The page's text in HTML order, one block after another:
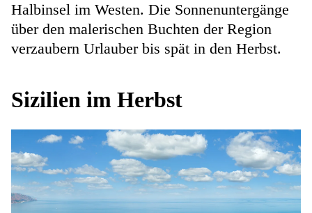
Halbinsel im Westen. Die Sonnenuntergänge
über den malerischen Buchten der Region
verzaubern Urlauber bis spät in den Herbst.
Sizilien im Herbst